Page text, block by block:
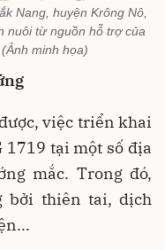
Nang, huyện Krông Nô,
nuôi từ nguồn hỗ trợ của
minh họa)
việc triển khai
1719 tại một số địa
mắc. Trong đó,
bởi thiên tai, dịch